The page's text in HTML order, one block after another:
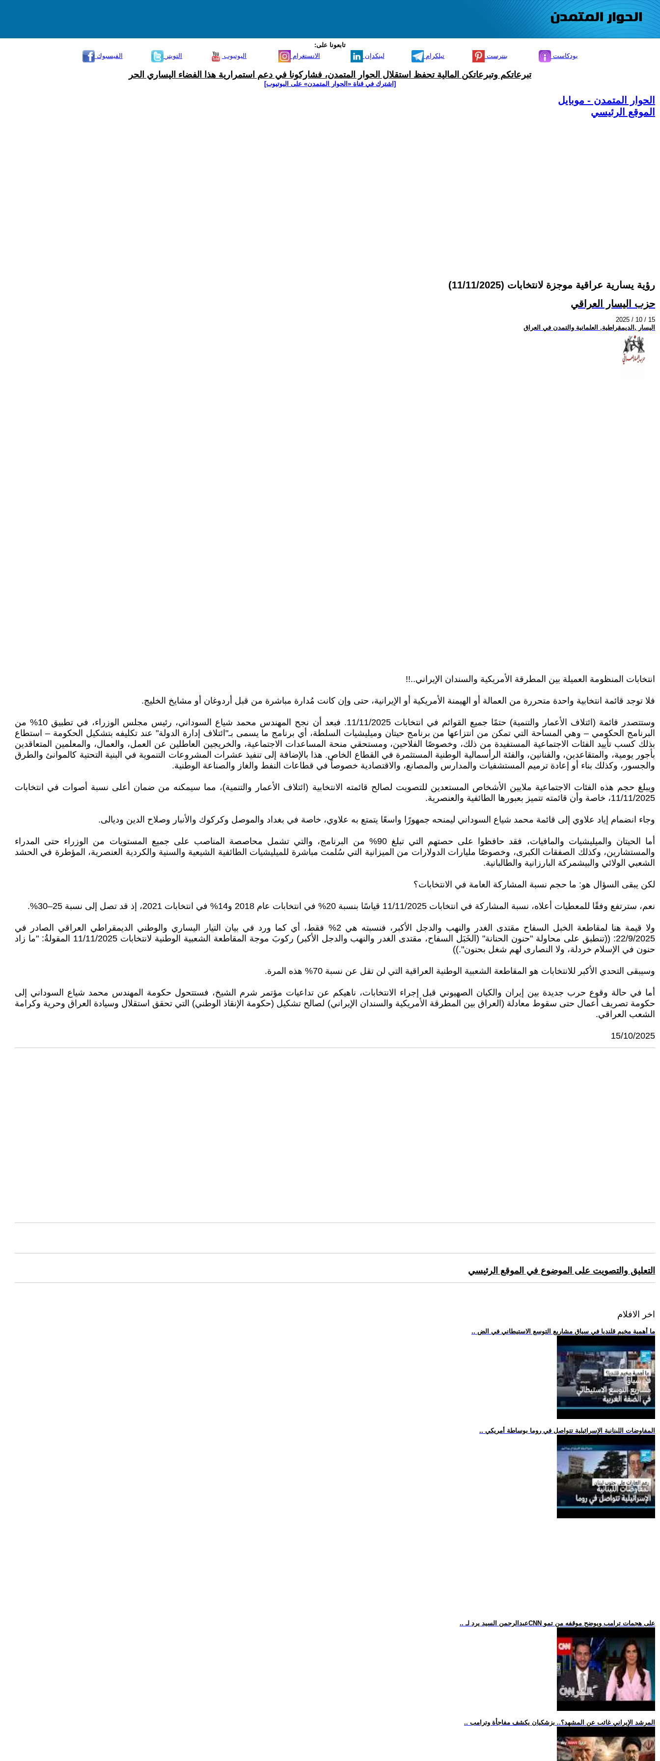
تابعونا على:
الفيسبوك
التويتر اليوتيوب الانستغرام لينكدإن تيلكرام بنترست بودكاست
تبرعاتكم وتبرعاتكن المالية تحفظ استقلال الحوار المتمدن، فشاركونا في دعم استمرارية هذا الفضاء اليساري الحر
[اشترك في قناة ‫«الحوار المتمدن» على اليوتيوب]
الحوار المتمدن - موبايل
الموقع الرئيسي
رؤية يسارية عراقية موجزة لانتخابات (11/11/2025)
حزب اليسار العراقي
2025 / 10 / 15
اليسار ,الديمقراطية, العلمانية والتمدن في العراق
انتخابات المنظومة العميلة بين المطرقة الأمريكية والسندان الإيراني..!!
فلا توجد قائمة انتخابية واحدة متحررة من العمالة أو الهيمنة الأمريكية أو الإيرانية، حتى وإن كانت مُدارة مباشرة من قبل أردوغان أو مشايخ الخليج.
وستتصدر قائمة (ائتلاف الأعمار والتنمية) حتمًا جميع القوائم في انتخابات 11/11/2025. فبعد أن نجح المهندس محمد شياع السوداني، رئيس مجلس الوزراء، في تطبيق 10% من
البرنامج الحكومي – وهي المساحة التي تمكن من انتزاعها من برنامج حيتان وميليشيات السلطة، أي برنامج ما يسمى بـ"ائتلاف إدارة الدولة" عند تكليفه بتشكيل الحكومة – استطاع
بذلك كسب تأييد الفئات الاجتماعية المستفيدة من ذلك، وخصوصًا الفلاحين، ومستحقي منحة المساعدات الاجتماعية، والخريجين العاطلين عن العمل، والعمال، والمعلمين المتعاقدين
بأجور يومية، والمتقاعدين، والفنانين، والفئة الرأسمالية الوطنية المستثمرة في القطاع الخاص. هذا بالإضافة إلى تنفيذ عشرات المشروعات التنموية في البنية التحتية كالموانئ والطرق
والجسور، وكذلك بناء أو إعادة ترميم المستشفيات والمدارس والمصانع، والاقتصادية خصوصاً في قطاعات النفط والغاز والصناعة الوطنية.
ويبلغ حجم هذه الفئات الاجتماعية ملايين الأشخاص المستعدين للتصويت لصالح قائمته الانتخابية (ائتلاف الأعمار والتنمية)، مما سيمكنه من ضمان أعلى نسبة أصوات في انتخابات
11/11/2025، خاصة وأن قائمته تتميز بعبورها الطائفية والعنصرية.
وجاء انضمام إياد علاوي إلى قائمة محمد شياع السوداني ليمنحه جمهورًا واسعًا يتمتع به علاوي، خاصة في بغداد والموصل وكركوك والأنبار وصلاح الدين وديالى.
أما الحيتان والميليشيات والمافيات، فقد حافظوا على حصتهم التي تبلغ 90% من البرنامج، والتي تشمل محاصصة المناصب على جميع المستويات من الوزراء حتى المدراء
والمستشارين، وكذلك الصفقات الكبرى، وخصوصًا مليارات الدولارات من الميزانية التي سُلمت مباشرة للميليشيات الطائفية الشيعية والسنية والكردية العنصرية، المؤطرة في الحشد
الشعبي الولائي والبيشمركة البارزانية والطالبانية.
لكن يبقى السؤال هو: ما حجم نسبة المشاركة العامة في الانتخابات؟
نعم، سترتفع وفقًا للمعطيات أعلاه، نسبة المشاركة في انتخابات 11/11/2025 قياسًا بنسبة 20% في انتخابات عام 2018 و14% في انتخابات 2021، إذ قد تصل إلى نسبة 25–30%.
ولا قيمة هنا لمقاطعة الخبل السفاح مقتدى الغدر والنهب والدجل الأكبر، فنسبته هي 2% فقط، أي كما ورد في بيان التيار اليساري والوطني الديمقراطي العراقي الصادر في
22/9/2025: ((تنطبق على محاولة "حنون الحنانة" (الخَبَل السفاح، مقتدى الغدر والنهب والدجل الأكبر) ركوبَ موجة المقاطعة الشعبية الوطنية لانتخابات 11/11/2025 المقولةُ: "ما زاد
حنون في الإسلام خردلة، ولا النصارى لهم شغل بحنون".))
وسيبقى التحدي الأكبر للانتخابات هو المقاطعة الشعبية الوطنية العراقية التي لن تقل عن نسبة 70% هذه المرة.
أما في حالة وقوع حرب جديدة بين إيران والكيان الصهيوني قبل إجراء الانتخابات، ناهيكم عن تداعيات مؤتمر شرم الشيخ، فستتحول حكومة المهندس محمد شياع السوداني إلى
حكومة تصريف أعمال حتى سقوط معادلة (العراق بين المطرقة الأمريكية والسندان الإيراني) لصالح تشكيل (حكومة الإنقاذ الوطني) التي تحقق استقلال وسيادة العراق وحرية وكرامة
الشعب العراقي.
15/10/2025
التعليق والتصويت على الموضوع في الموقع الرئيسي
اخر الافلام
.. ما أهمية مخيم قلنديا في سياق مشاريع التوسع الاستيطاني في الض
.. المفاوضات اللبنانية الإسرائيلية تتواصل في روما بوساطة أمريكي
.. عبدالرحمن السيد يرد لـCNN على هجمات ترامب ويوضح موقفه من تمو
.. المرشد الإيراني غائب عن المشهد؟.. بزشكيان يكشف مفاجأة وترامب